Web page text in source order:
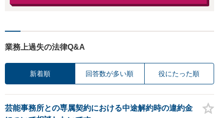
業務上過失の法律Q&A
新着順 回答数が多い順 役にたった順
芸能事務所との専属契約における中途解約時の違約金